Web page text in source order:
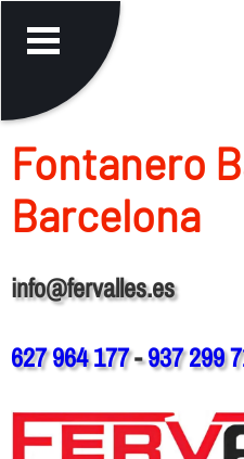
Fontanero
Barcelona
info@fervalles.es
627 964 177-937 299